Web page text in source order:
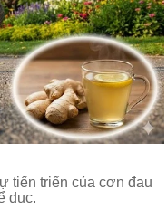
tiến triển của cơn đau
dục.